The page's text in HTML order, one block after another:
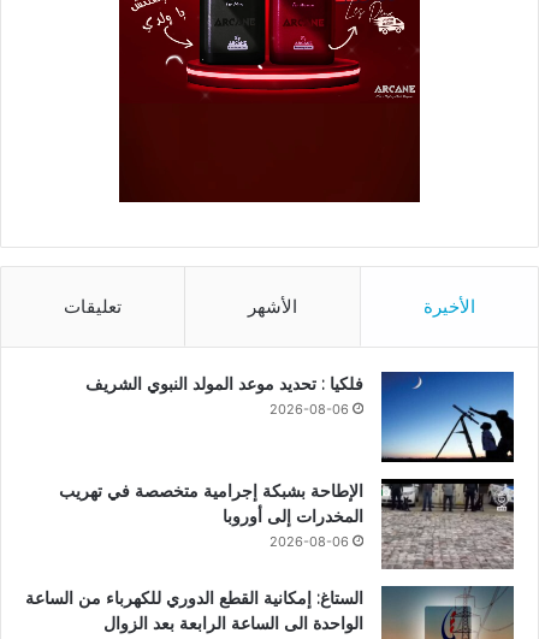
الأخيرة الأشهر تعليقات
فلكيا : تحديد موعد المولد النبوي الشريف
2026-08-06
الإطاحة بشبكة إجرامية متخصصة في تهريب
المخدرات إلى أوروبا
2026-08-06
الستاغ: إمكانية القطع الدوري للكهرباء من الساعة
الواحدة الى الساعة الرابعة بعد الزوال